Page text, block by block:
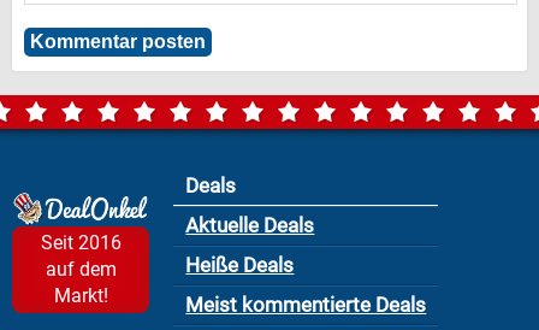
Seit 2016
auf dem
Markt!
Deals
Aktuelle Deals
Heiße Deals
Meist kommentierte Deals